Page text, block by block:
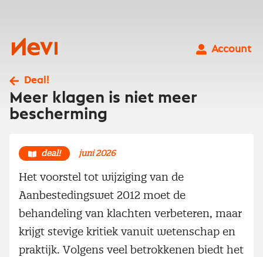
Nevi
Account
Deal!
Meer klagen is niet meer
bescherming
deal! juni 2026
Het voorstel tot wijziging van de
Aanbestedingswet 2012 moet de
behandeling van klachten verbeteren, maar
krijgt stevige kritiek vanuit wetenschap en
praktijk. Volgens veel betrokkenen biedt het